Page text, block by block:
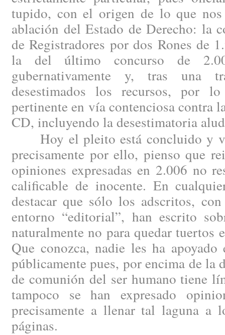
tupido, con el origen de lo que nos
ablación del Estado de Derecho: la
de Registradores por dos Rones de
la del último concurso de
gubernativamente y, tras una
desestimados los recursos, por
pertinente en vía contenciosa contra
CD, incluyendo la desestimatoria
Hoy el pleito está concluido y
precisamente por ello, pienso que
opiniones expresadas en 2.006 no
calificable de inocente. En
destacar que sólo los adscritos,
entorno “editorial”, han escrito
naturalmente no para quedar tuertos
Que conozca, nadie les ha
públicamente pues, por encima de la
de comunión del ser humano tiene
tampoco se han expresado
precisamente a llenar tal laguna a
páginas.